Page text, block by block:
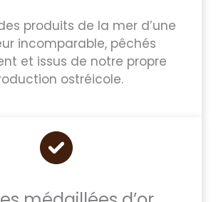
produits de la mer d’une
incomparable, pêchés
et issus de notre propre
ostréicole.